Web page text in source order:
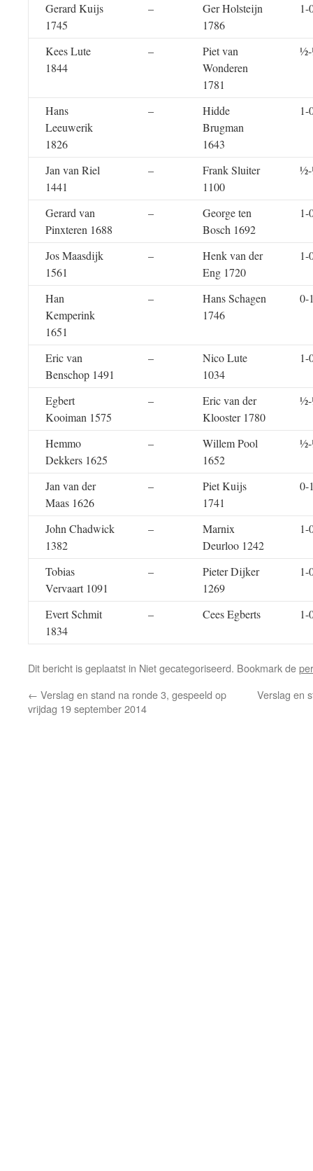
Gerard Kuijs
1745
–
Ger Holsteijn
1786
1-
Kees Lute
1844
–
Piet van
Wonderen
1781
Hans
Leeuwerik
1826
–
Hidde
Brugman
1643
1-
Jan van Riel
1441
–
Frank Sluiter
1100
Gerard van
Pinxteren 1688
–
George ten
Bosch 1692
1-
Jos Maasdijk
1561
–
Henk van der
Eng 1720
1-
Han
Kemperink
1651
–
Hans Schagen
1746
0-
Eric van
Benschop 1491
–
Nico Lute
1034
1-
Egbert
Kooiman 1575
–
Eric van der
Klooster 1780
Hemmo
Dekkers 1625
–
Willem Pool
1652
Jan van der
Maas 1626
–
Piet Kuijs
1741
0-
John Chadwick
1382
–
Marnix
Deurloo 1242
1-
Tobias
Vervaart 1091
–
Pieter Dijker
1269
1-
Evert Schmit
1834
– Cees Egberts 1-
Dit bericht is geplaatst in Niet gecategoriseerd. Bookmark de
← Verslag en stand na ronde 3, gespeeld op
vrijdag 19 september 2014
Verslag en